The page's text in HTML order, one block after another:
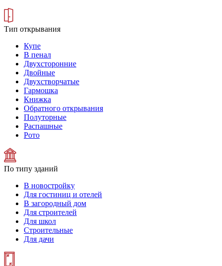
Тип открывания
Купе
В пенал
Двухсторонние
Двойные
Двухстворчатые
Гармошка
Книжка
Обратного открывания
Полуторные
Распашные
Рото
По типу зданий
В новостройку
Для гостиниц и отелей
В загородный дом
Для строителей
Для школ
Строительные
Для дачи